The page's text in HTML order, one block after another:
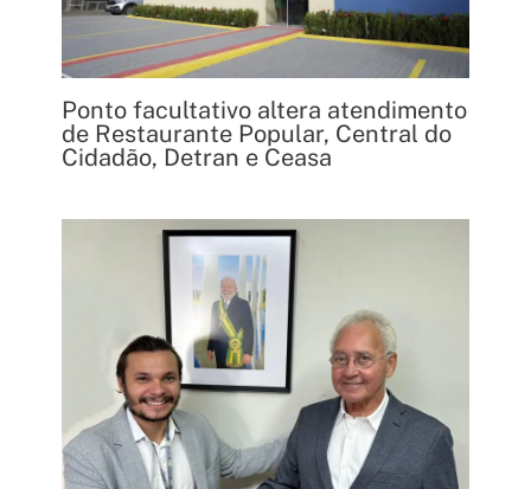
Ponto facultativo altera atendimento
de Restaurante Popular, Central do
Cidadão, Detran e Ceasa